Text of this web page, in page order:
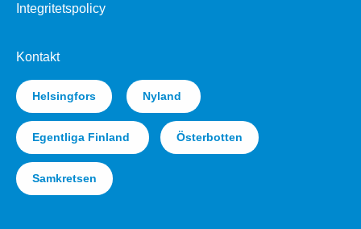
Integritetspolicy
Kontakt
Helsingfors Nyland
Egentliga Finland Österbotten
Samkretsen